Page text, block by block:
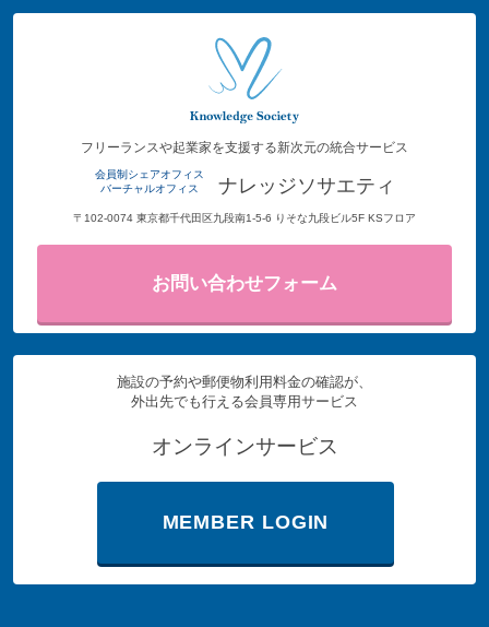
フリーランスや起業家を支援する新次元の統合サービス
会員制シェアオフィス
バーチャルオフィス
ナレッジソサエティ
〒102-0074 東京都千代田区九段南1-5-6 りそな九段ビル5F KSフロア
お問い合わせフォーム
施設の予約や郵便物利用料金の確認が、
外出先でも行える会員専用サービス
オンラインサービス
MEMBER LOGIN